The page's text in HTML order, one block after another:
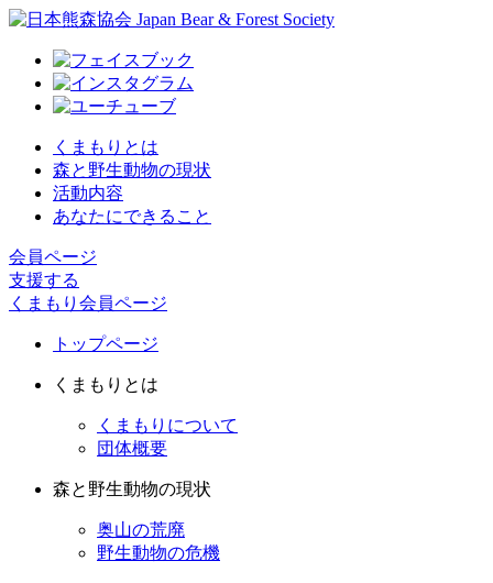
くまもりとは
森と野生動物の現状
活動内容
あなたにできること
会員ページ
支援する
くまもり会員ページ
トップページ
くまもりとは
くまもりについて
団体概要
森と野生動物の現状
奥山の荒廃
野生動物の危機